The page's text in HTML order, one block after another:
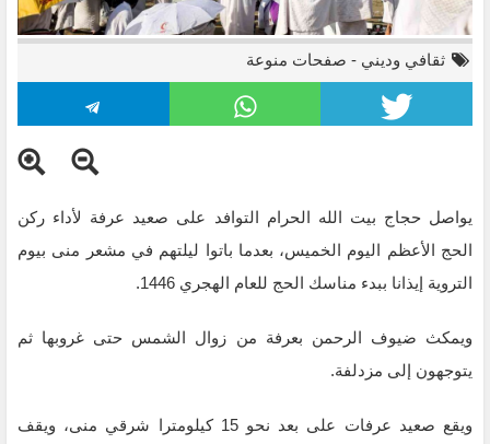
ثقافي وديني - صفحات منوعة
يواصل حجاج بيت الله الحرام التوافد على صعيد عرفة لأداء ركن
الحج الأعظم اليوم الخميس، بعدما باتوا ليلتهم في مشعر منى بيوم
التروية إيذانا ببدء مناسك الحج للعام الهجري 1446.
ويمكث ضيوف الرحمن بعرفة من زوال الشمس حتى غروبها ثم
يتوجهون إلى مزدلفة.
ويقع صعيد عرفات على بعد نحو 15 كيلومترا شرقي منى، ويقف